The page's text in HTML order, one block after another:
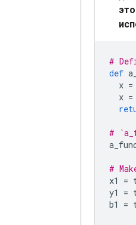
#
def
x =
x =
#
#
x1 =
y1 =
b1 =